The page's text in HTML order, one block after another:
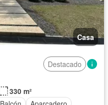
Casa
Destacado
330 m²